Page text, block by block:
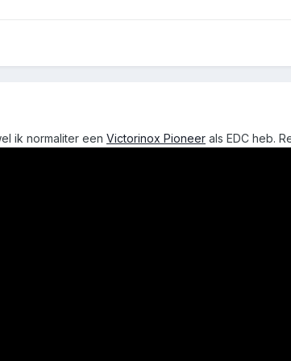
ik normaliter een Victorinox Pioneer als EDC heb.